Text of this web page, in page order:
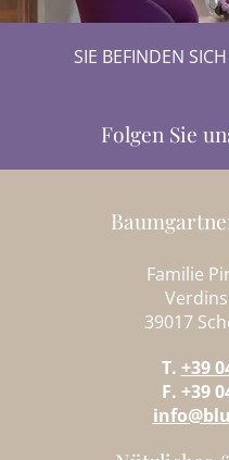
SIE BEFINDEN
Folgen Sie
Familie
39017
T. +39
F. +39